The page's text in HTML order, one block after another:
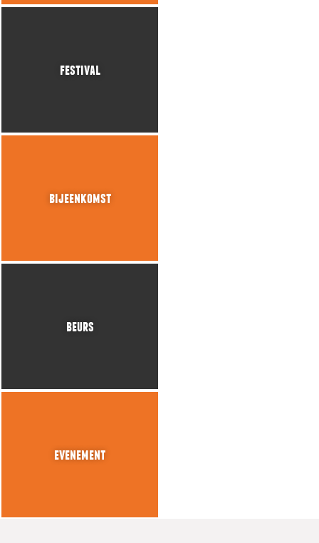
festival
bijeenkomst
beurs
evenement